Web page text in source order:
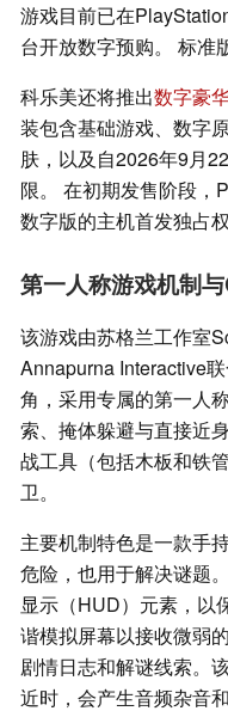
游戏目前已在
台开放数字预购。 标准
科乐美还将推出数字豪
装包含基础游戏、数字
肤，以及自2026年9月
限。 在初期发售阶段，
数字版的主机首发独占权
第一人称游戏机制
该游戏由苏格兰工作室
Annapurna Interactive
角，采用专属的第一人
索、掩体躲避与直接近
战工具（包括木板和铁
卫。
主要机制特色是一款手
危险，也用于解决谜题
显示（HUD）元素，以
谐模拟屏幕以接收微弱
剧情日志和解谜线索。
近时，会产生音频杂音